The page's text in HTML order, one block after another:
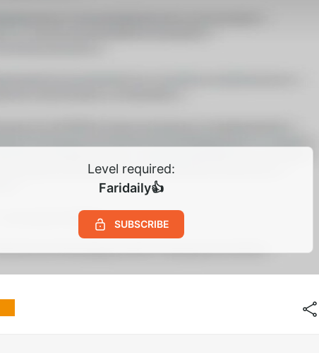
Level required:
Faridaily👍
SUBSCRIBE